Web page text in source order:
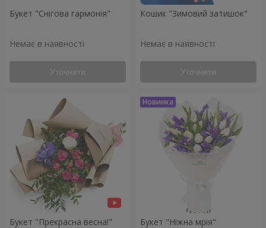
Букет "Снігова гармонія"
Немає в наявності
Уточнити
Кошик "Зимовий затишок"
Немає в наявності
Уточнити
Букет "Прекрасна весна!" Букет "Ніжна мрія"